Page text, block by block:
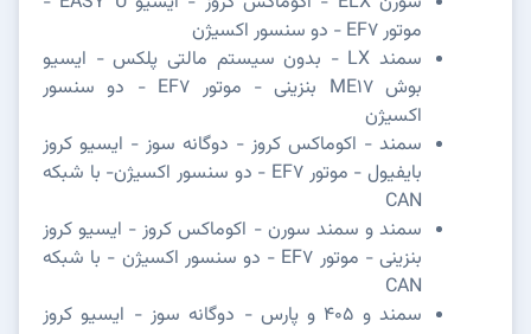
موتور EF7 - دو سنسور اکسیژن
سمند LX - بدون سیستم مالتی پلکس - ایسیو
بوش ME17 بنزینی - موتور EF7 - دو سنسور
اکسیژن
سمند - اکوماکس کروز - دوگانه سوز - ایسیو کروز
بایفیول - موتور EF7 - دو سنسور اکسیژن- با شبکه
CAN
سمند و سمند سورن - اکوماکس کروز - ایسیو کروز
بنزینی - موتور EF7 - دو سنسور اکسیژن - با شبکه
CAN
سمند و 405 و پارس - دوگانه سوز - ایسیو کروز